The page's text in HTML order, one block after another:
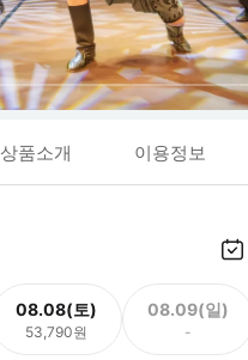
상품소개 이용정보
08.08(토)
53,790원
08.09(일)
-